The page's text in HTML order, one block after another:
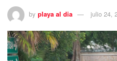
by playa al dia julio 24,